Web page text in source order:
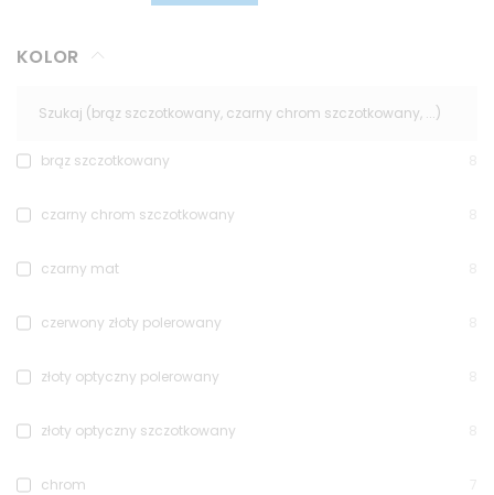
KOLOR
brąz szczotkowany
czarny chrom szczotkowany
czarny mat
czerwony złoty polerowany
złoty optyczny polerowany
złoty optyczny szczotkowany
chrom